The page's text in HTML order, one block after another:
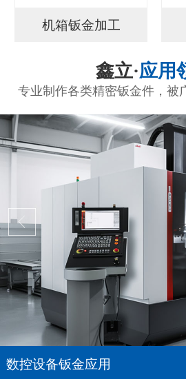
机箱钣金加工
鑫立·应用
专业制作各类精密钣金件，被
数控设备钣金应用